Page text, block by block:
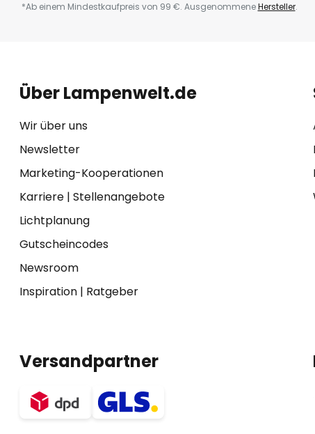
*Ab einem Mindestkaufpreis von 99 €. AusgenommeneHersteller.
Über Lampenwelt.de
Wir über uns
Newsletter
Marketing-Kooperationen
Karriere| Stellenangebote
Lichtplanung
Gutscheincodes
Newsroom
Inspiration| Ratgeber
Versandpartner